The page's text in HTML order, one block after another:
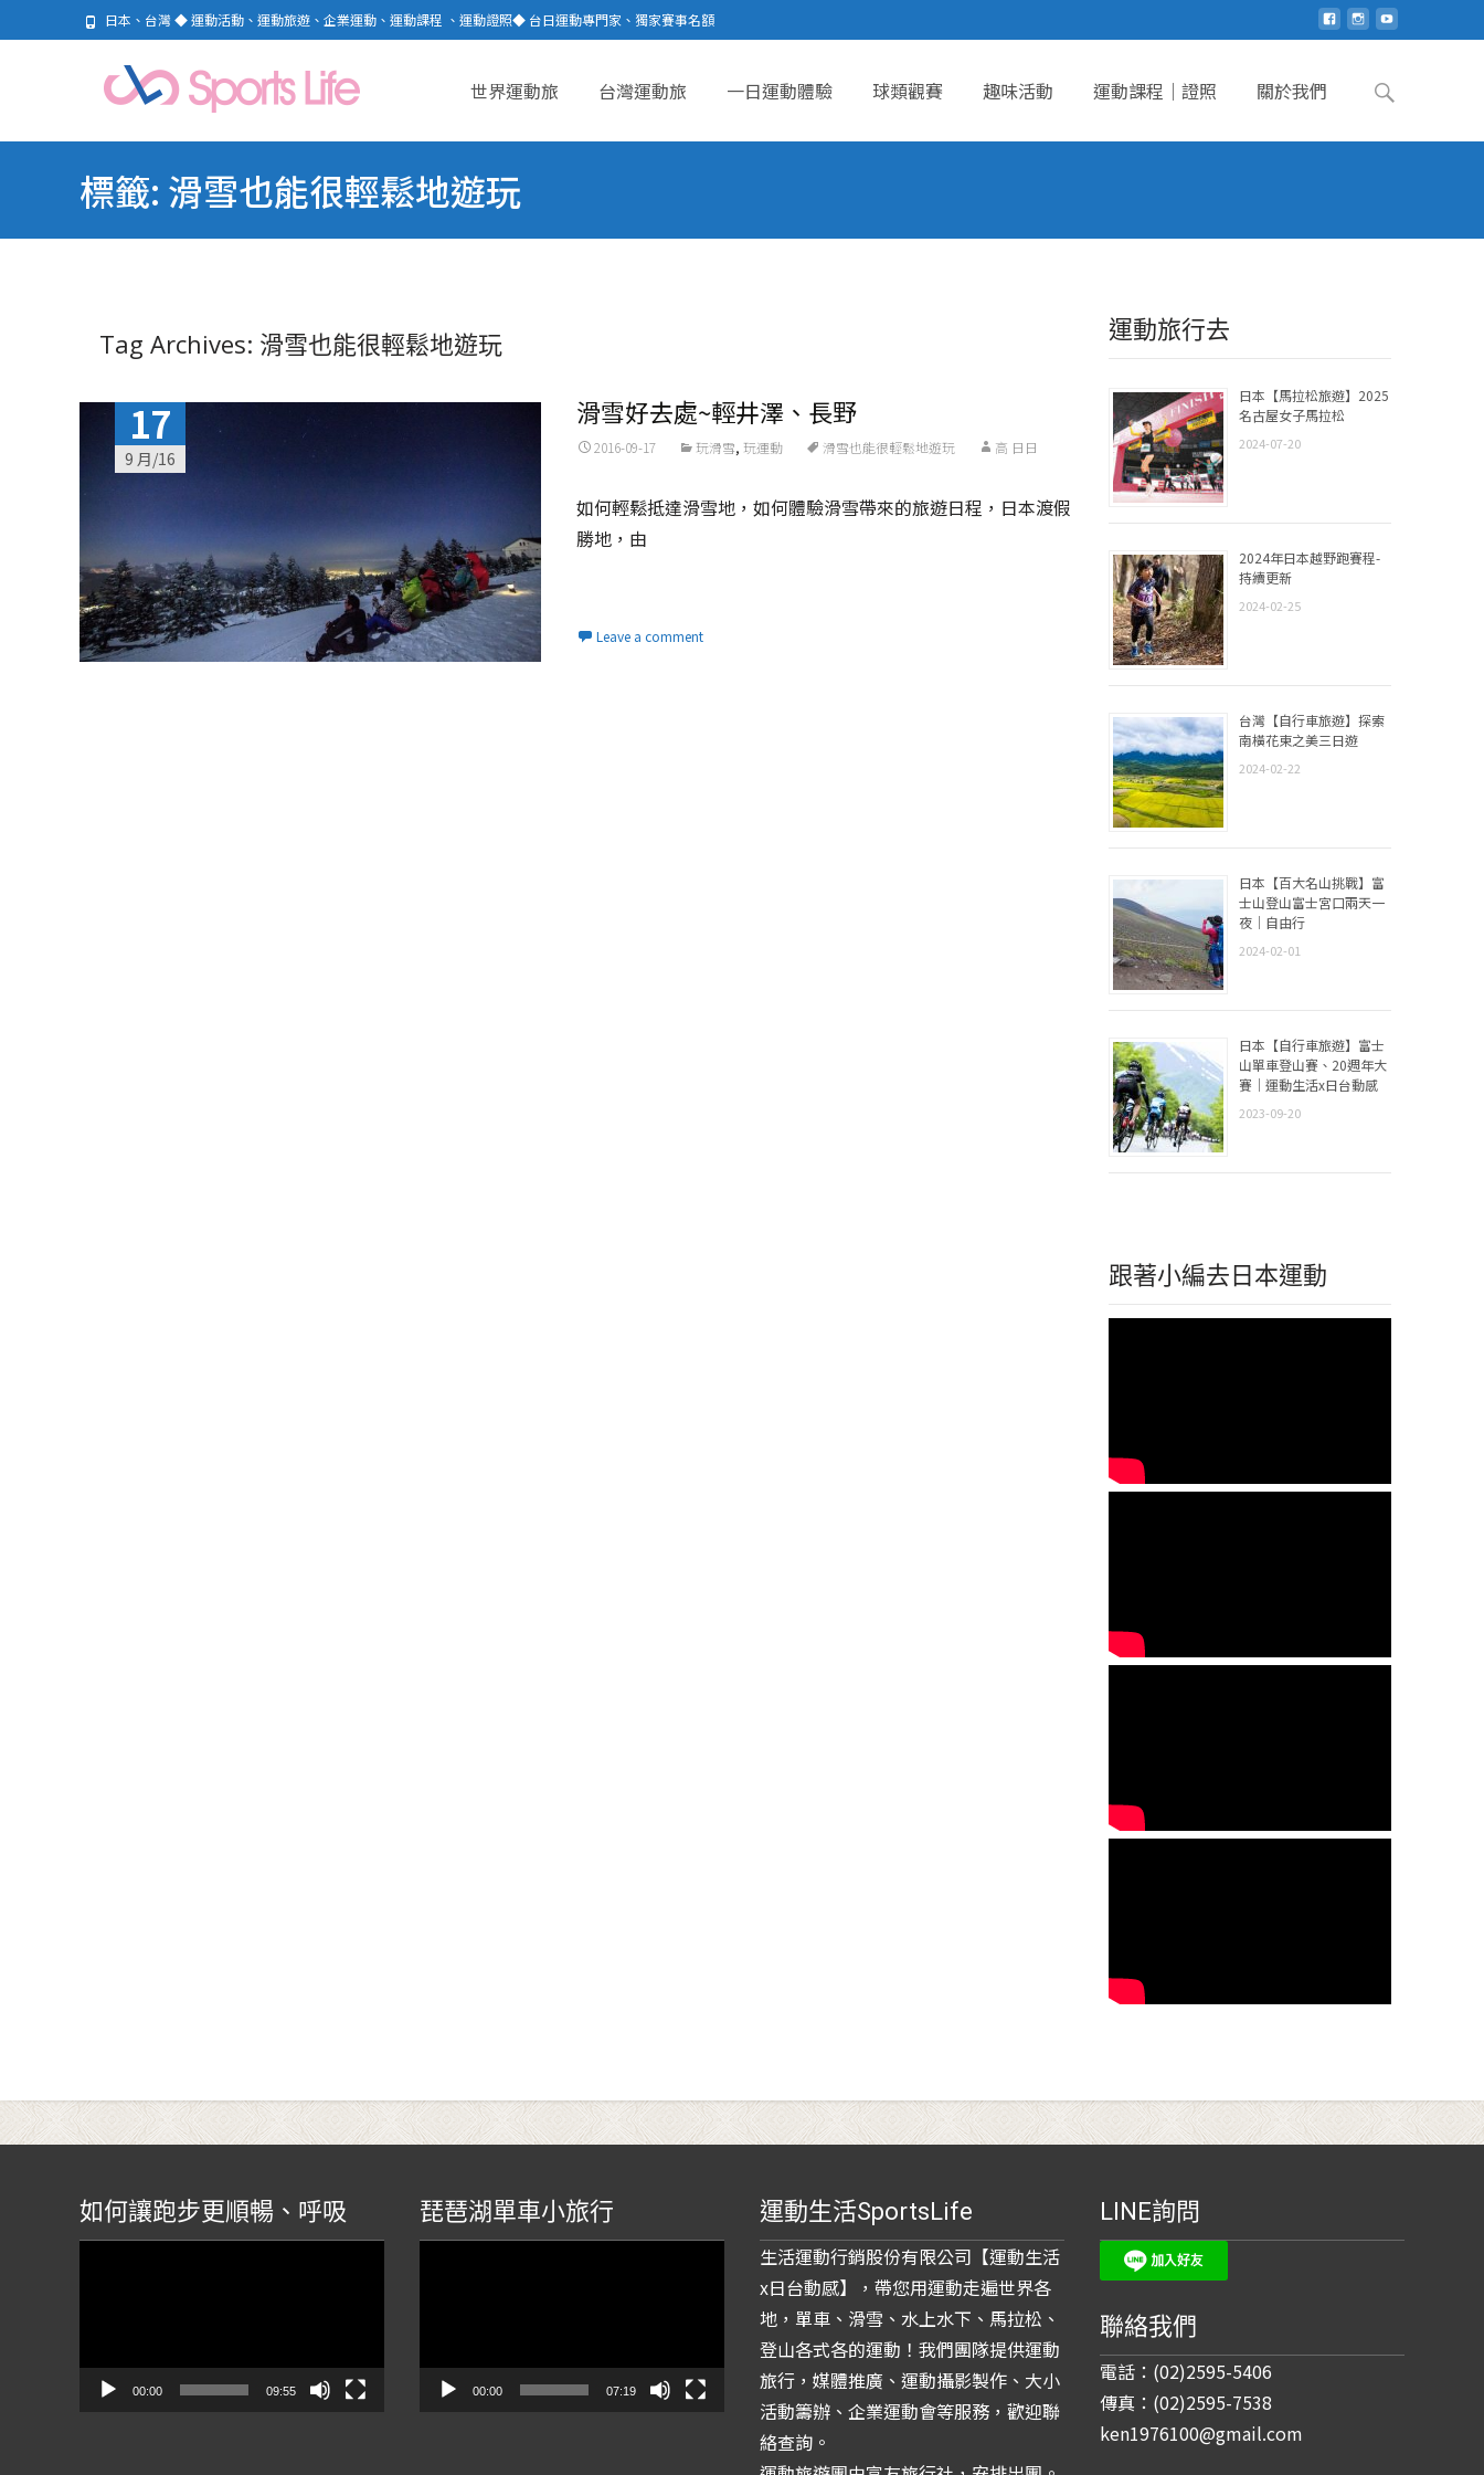
日本、台灣 ◆ 運動活動、運動旅遊、企業運動、運動課程 、運動證照◆ 台日運動專門家、獨家賽事名額
世界運動旅 台灣運動旅 一日運動體驗 球類觀賽 趣味活動 運動課程｜證照 關於我們
Search
標籤: 滑雪也能很輕鬆地遊玩
Tag Archives: 滑雪也能很輕鬆地遊玩
17
9 月/16
滑雪好去處~輕井澤、長野
2016-09-17 玩滑雪, 玩運動 滑雪也能很輕鬆地遊玩 高 日日
如何輕鬆抵達滑雪地，如何體驗滑雪帶來的旅遊日程，日本渡假
勝地，由
Leave a comment
運動旅行去
日本【馬拉松旅遊】2025
名古屋女子馬拉松
2024-07-20
2024年日本越野跑賽程-
持續更新
2024-02-25
台灣【自行車旅遊】探索
南橫花東之美三日遊
2024-02-22
日本【百大名山挑戰】富
士山登山富士宮口兩天一
夜｜自由行
2024-02-01
日本【自行車旅遊】富士
山單車登山賽、20週年大
賽｜運動生活x日台動感
2023-09-20
跟著小編去日本運動
如何讓跑步更順暢、呼吸
00:00 09:55
琵琶湖單車小旅行
00:00 07:19
運動生活SportsLife
生活運動行銷股份有限公司【運動生活
x日台動感】，帶您用運動走遍世界各
地，單車、滑雪、水上水下、馬拉松、
登山各式各的運動！我們團隊提供運動
旅行，媒體推廣、運動攝影製作、大小
活動籌辦、企業運動會等服務，歡迎聯
絡查詢。
LINE詢問
聯絡我們
電話：(02)2595-5406
傳真：(02)2595-7538
ken1976100@gmail.com